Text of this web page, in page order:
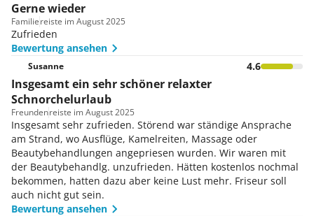
Gerne wieder
Familiereiste im August 2025
Zufrieden
Bewertung ansehen
Susanne 4.6
Insgesamt ein sehr schöner relaxter
Schnorchelurlaub
Freundenreiste im August 2025
Insgesamt sehr zufrieden. Störend war ständige Ansprache
am Strand, wo Ausflüge, Kamelreiten, Massage oder
Beautybehandlungen angepriesen wurden. Wir waren mit
der Beautybehandlg. unzufrieden. Hätten kostenlos nochmal
bekommen, hatten dazu aber keine Lust mehr. Friseur soll
auch nicht gut sein.
Bewertung ansehen